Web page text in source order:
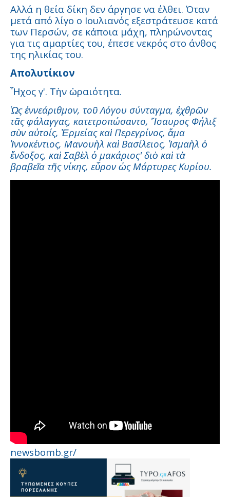
Αλλά η θεία δίκη δεν άργησε να έλθει. Όταν
μετά από λίγο ο Ιουλιανός εξεστράτευσε κατά
των Περσών, σε κάποια μάχη, πληρώνοντας
για τις αμαρτίες του, έπεσε νεκρός στο άνθος
της ηλικίας του.
Απολυτίκιον
Ἦχος γ'. Τὴν ὡραιότητα.
Ὡς ἐννεάριθμον, τοῦ Λόγου σύνταγμα, ἐχθρῶν
τᾶς φάλαγγας, κατετροπώσαντο, Ἴσαυρος Φήλιξ
σὺν αὐτοίς, Ἐρμείας καὶ Περεγρίνος, ἅμα
Ἰννοκέντιος, Μανουὴλ καὶ Βασίλειος, Ἰσμαὴλ ὁ
ἔνδοξος, καὶ Σαβὲλ ὁ μακάριος' διὸ καὶ τὰ
βραβεῖα τῆς νίκης, εὗρον ὡς Μάρτυρες Κυρίου.
newsbomb.gr/